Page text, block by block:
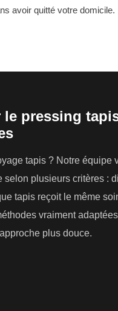
avoir quitté votre domicile.
pressing
tapis ? Notre équipe
plusieurs critères :
tapis reçoit le même
vraiment
plus douce.